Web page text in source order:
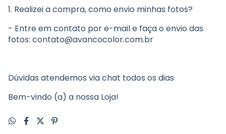
1. Realizei a compra, como envio minhas fotos?
- Entre em contato por e-mail e faça o envio das
fotos: contato@avancocolor.com.br
Dúvidas atendemos via chat todos os dias
Bem-vindo (a) a nossa Loja!